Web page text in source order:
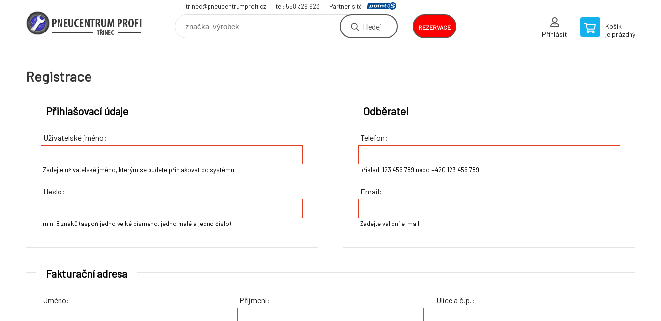
trinec@pneucentrumprofi.cz tel: 558 329 923 Partner sítě
Hledej REZERVACE
Přihlásit
Košík
je prázdný
Registrace
Přihlašovací údaje
Uživatelské jméno:
Zadejte uživatelské jméno, kterým se budete přihlašovat do systému
Heslo:
min. 8 znaků (aspoň jedno velké písmeno, jedno malé a jedno číslo)
Odběratel
Telefon:
příklad: 123 456 789 nebo +420 123 456 789
Email:
Zadejte validní e-mail
Fakturační adresa
Jméno: Příjmení: Ulice a č.p.: